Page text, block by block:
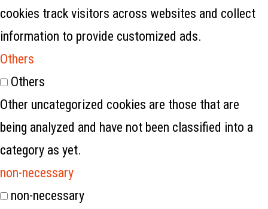
cookies track visitors across websites and collect
information to provide customized ads.
Others
Others
Other uncategorized cookies are those that are
being analyzed and have not been classified into a
category as yet.
non-necessary
non-necessary